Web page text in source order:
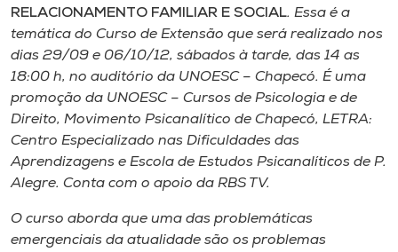
Biblioteca
Editora
Rádio
Museu
Unoesc
RELACIONAMENTO FAMILIAR E SOCIAL. Essa é a
temática do Curso de Extensão que será realizado nos
dias 29/09 e 06/10/12, sábados à tarde, das 14 as
18:00 h, no auditório da UNOESC – Chapecó. É uma
promoção da UNOESC – Cursos de Psicologia e de
Direito, Movimento Psicanalítico de Chapecó, LETRA:
Centro Especializado nas Dificuldades das
Aprendizagens e Escola de Estudos Psicanalíticos de P.
Alegre. Conta com o apoio da RBS TV.
O curso aborda que uma das problemáticas
emergenciais da atualidade são os problemas